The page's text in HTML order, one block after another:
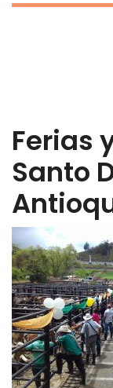
Ferias
Santo